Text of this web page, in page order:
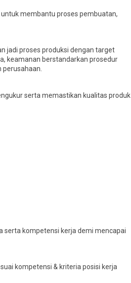
membantu proses pembuatan,
jadi proses produksi dengan target
keamanan berstandarkan prosedur
serta memastikan kualitas produk
serta kompetensi kerja demi mencapai
kompetensi & kriteria posisi kerja